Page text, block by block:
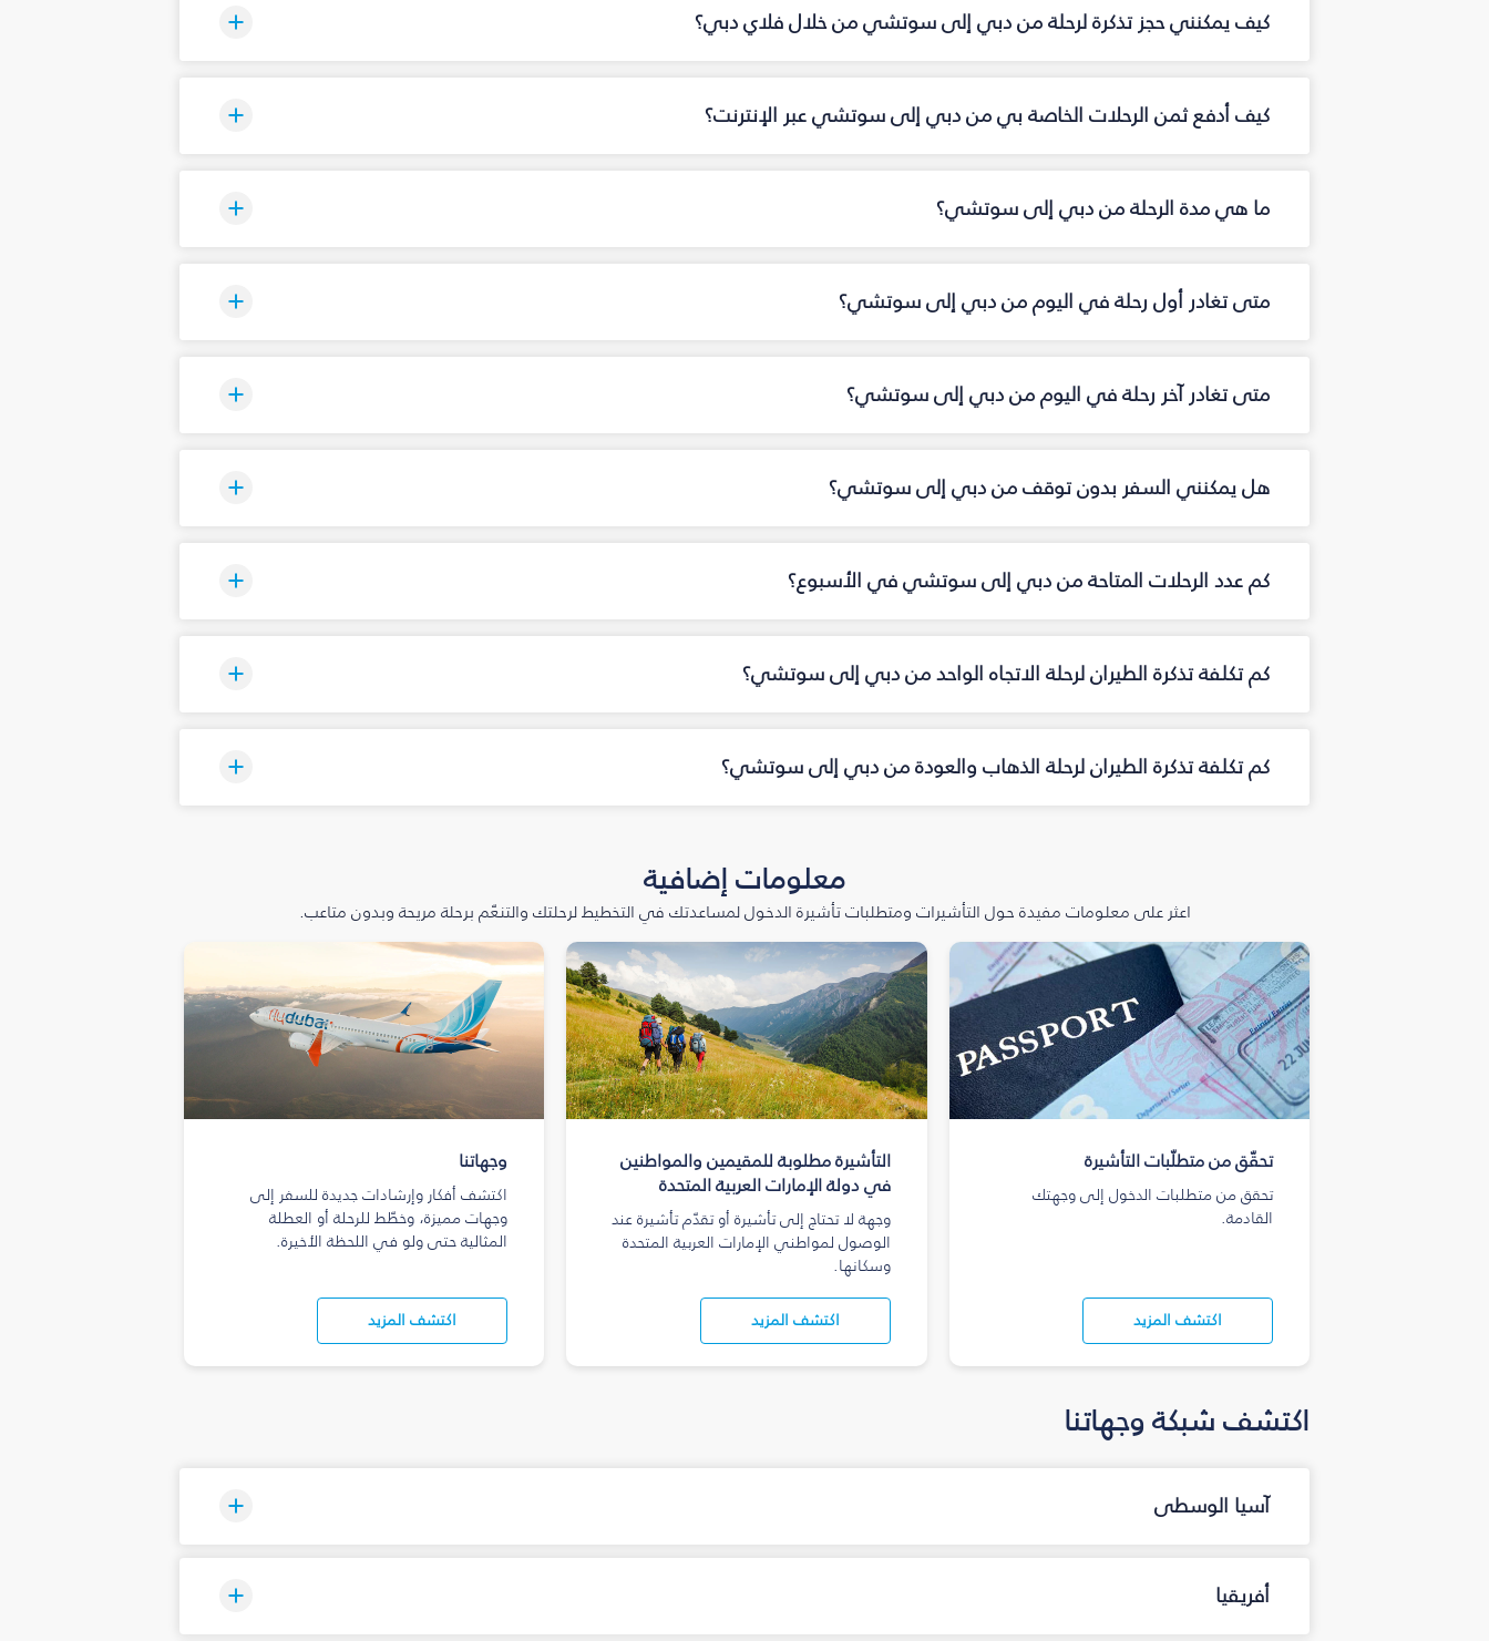
كيف يمكنني حجز تذكرة لرحلة من دبي إلى سوتشي من خلال فلاي دبي؟
كيف أدفع ثمن الرحلات الخاصة بي من دبي إلى سوتشي عبر الإنترنت؟
ما هي مدة الرحلة من دبي إلى سوتشي؟
متى تغادر أول رحلة في اليوم من دبي إلى سوتشي؟
متى تغادر آخر رحلة في اليوم من دبي إلى سوتشي؟
هل يمكنني السفر بدون توقف من دبي إلى سوتشي؟
كم عدد الرحلات المتاحة من دبي إلى سوتشي في الأسبوع؟
كم تكلفة تذكرة الطيران لرحلة الاتجاه الواحد من دبي إلى سوتشي؟
كم تكلفة تذكرة الطيران لرحلة الذهاب والعودة من دبي إلى سوتشي؟
معلومات إضافية
اعثر على معلومات مفيدة حول التأشيرات ومتطلبات تأشيرة الدخول لمساعدتك في التخطيط لرحلتك والتنعّم برحلة مريحة وبدون متاعب.
تحقّق من متطلّبات التأشيرة
تحقق من متطلبات الدخول إلى وجهتك
القادمة.
اكتشف المزيد
التأشيرة مطلوبة للمقيمين والمواطنين
في دولة الإمارات العربية المتحدة
وجهة لا تحتاج إلى تأشيرة أو تقدّم تأشيرة عند
الوصول لمواطني الإمارات العربية المتحدة
وسكانها.
اكتشف المزيد
وجهاتنا
اكتشف أفكار وإرشادات جديدة للسفر إلى
وجهات مميزة، وخطّط للرحلة أو العطلة
المثالية حتى ولو في اللحظة الأخيرة.
اكتشف المزيد
اكتشف شبكة وجهاتنا
آسيا الوسطى
أفريقيا